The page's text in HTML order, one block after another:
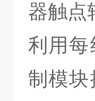
器触点
利用每
制模块